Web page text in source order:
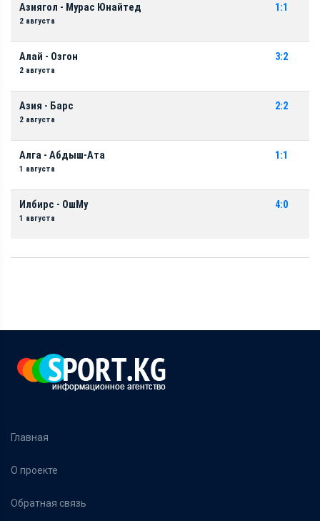
Азиягол - Мурас Юнайтед
2 августа
1:1
Алай - Озгон
2 августа
3:2
Азия - Барс
2 августа
2:2
Алга - Абдыш-Ата
1 августа
1:1
Илбирс - ОшМу
1 августа
4:0
Главная
О проекте
Обратная связь